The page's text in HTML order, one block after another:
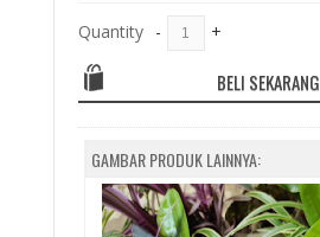
Quantity - +
BELI SEKARANG
GAMBAR PRODUK LAINNYA: